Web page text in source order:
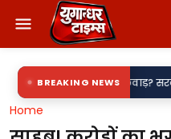
BREAKING NEWS
सरकारी शिलापट्टों पर
Home